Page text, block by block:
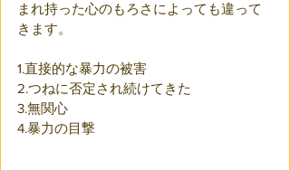
まれ持った心のもろさによっても違って
きます。
1.直接的な暴力の被害
2.つねに否定され続けてきた
3.無関心
4.暴力の目撃